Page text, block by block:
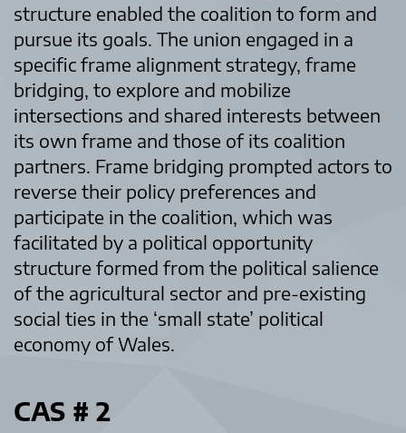
structure enabled the coalition to form and
pursue its goals. The union engaged in a
specific frame alignment strategy, frame
bridging, to explore and mobilize
intersections and shared interests between
its own frame and those of its coalition
partners. Frame bridging prompted actors to
reverse their policy preferences and
participate in the coalition, which was
facilitated by a political opportunity
structure formed from the political salience
of the agricultural sector and pre-existing
social ties in the ‘small state’ political
economy of Wales.
CAS # 2